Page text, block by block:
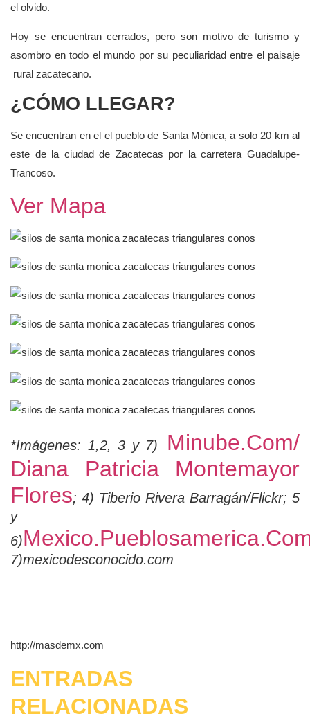
el olvido.
Hoy se encuentran cerrados, pero son motivo de turismo y
asombro en todo el mundo por su peculiaridad entre el paisaje
rural zacatecano.
¿CÓMO LLEGAR?
Se encuentran en el el pueblo de Santa Mónica, a solo 20 km al
este de la ciudad de Zacatecas por la carretera Guadalupe-
Trancoso.
Ver Mapa
*Imágenes: 1,2, 3 y 7)
Minube.com/
Diana Patricia Montemayor
Flores; 4) Tiberio Rivera Barragán/Flickr; 5
y
6)
7)mexicodesconocido.com
http://masdemx.com
ENTRADAS
RELACIONADAS